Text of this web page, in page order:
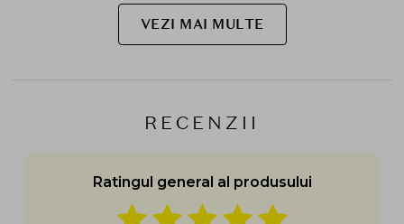
VEZI MAI MULTE
RECENZII
Ratingul general al produsului